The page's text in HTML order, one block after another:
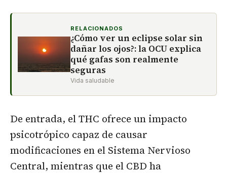
RELACIONADOS
¿Cómo ver un eclipse solar sin
dañar los ojos?: la OCU explica
qué gafas son realmente
seguras
Vida saludable
De entrada, el THC ofrece un impacto
psicotrópico capaz de causar
modificaciones en el Sistema Nervioso
Central, mientras que el CBD ha